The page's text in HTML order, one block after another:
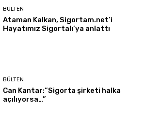
BÜLTEN
Ataman Kalkan, Sigortam.net’i
Hayatımız Sigortalı’ya anlattı
BÜLTEN
Can Kantar:”Sigorta şirketi halka
açılıyorsa…”